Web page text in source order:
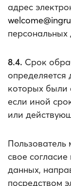
адрес
персональных
8.4. Срок
определяется
которых были
если иной
или
свое
данных,
посредством